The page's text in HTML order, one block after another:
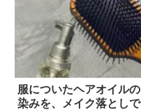
服についたヘアオイルの
染みを、メイク落としで